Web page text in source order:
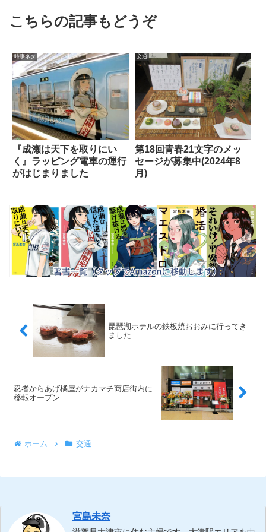
こちらの記事もどうぞ
時事ネタ
『成瀬は天下を取りにい
く』ラッピング電車の運行
がはじまりました
交通
第18回青春21文字のメッ
セージが募集中(2024年8
月)
琵琶湖ホテルの鉄板焼おおみに行ってき
ました
忍者からあげ橘屋がナカマチ商店街内に
移転オープン
ホーム 交通
宮島未奈